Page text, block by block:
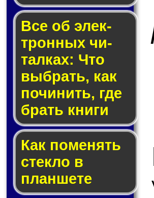
Все об элек­
трон­ных чи­
тал­ках: Что
выб­рать, как
по­чи­нить, где
брать кни­ги
Как по­ме­нять
стек­ло в
планшете